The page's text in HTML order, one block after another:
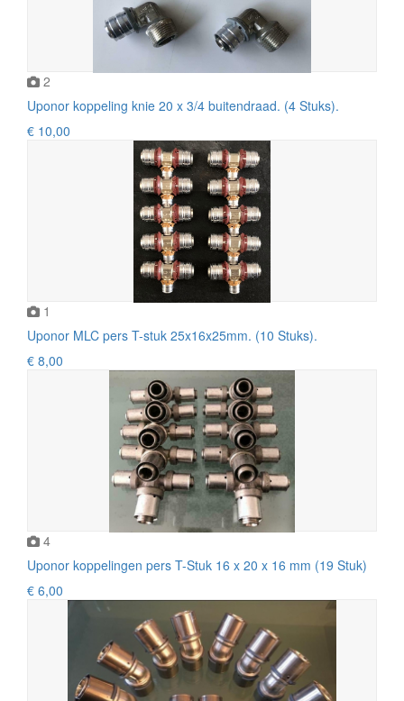
2
Uponor koppeling knie 20 x 3/4 buitendraad. (4 Stuks).
€ 10,00
1
Uponor MLC pers T-stuk 25x16x25mm. (10 Stuks).
€ 8,00
4
Uponor koppelingen pers T-Stuk 16 x 20 x 16 mm (19 Stuk)
€ 6,00